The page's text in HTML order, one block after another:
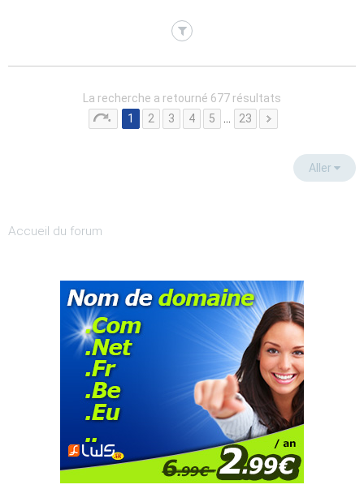
La recherche a retourné 677 résultats
1
2 3 4 5 23
Aller
Accueil du forum